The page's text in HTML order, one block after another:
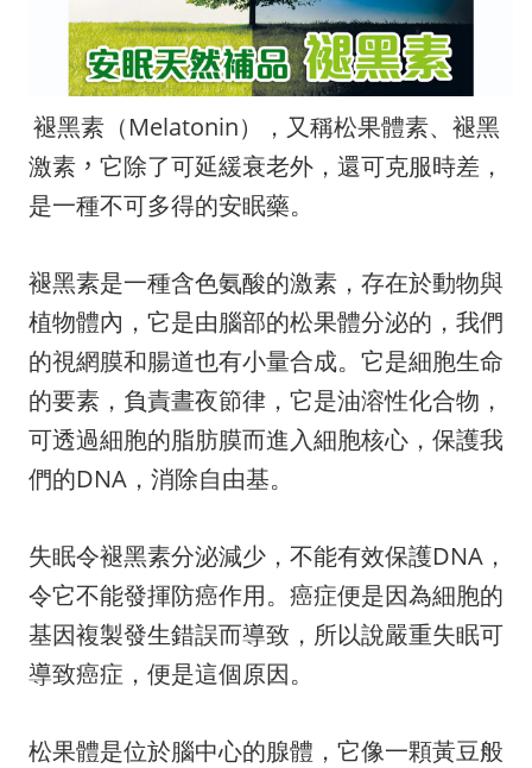
褪黑素（Melatonin），又稱松果體素、褪黑
激素 ， 它除了可延緩衰老外，還可克服時差，
是一種不可多得的安眠藥。
褪黑素是一種含色氨酸的激素，存在於動物與
植物體內，它是由腦部的松果體分泌的，我們
的視網膜和腸道也有小量合成。它是細胞生命
的要素，負責晝夜節律，它是油溶性化合物，
可透過細胞的脂肪膜而進入細胞核心，保護我
們的DNA ，消除自由基。
失眠令褪黑素分泌減少，不能有效保護DNA ，
令它不能發揮防癌作用。癌症便是因為細胞的
基因複製發生錯誤而導致，所以說嚴重失眠可
導致癌症，便是這個原因。
松果體是位於腦中心的腺體，它像一顆黃豆般